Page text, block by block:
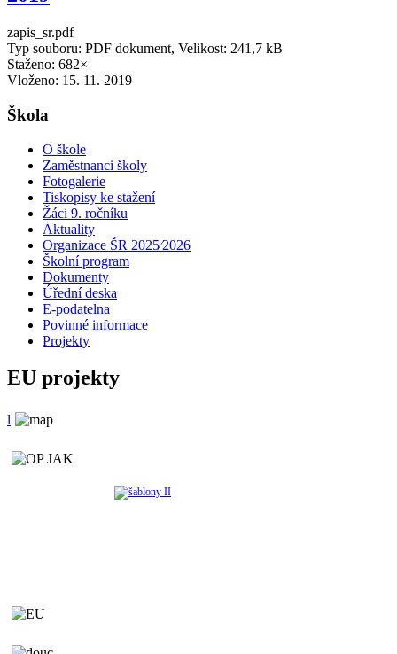
zapis_sr.pdf
Typ souboru: PDF dokument, Velikost: 241,7 kB
Staženo: 682×
Vloženo: 15. 11. 2019
Škola
O škole
Zaměstnanci školy
Fotogalerie
Tiskopisy ke stažení
Žáci 9. ročníku
Aktuality
Organizace ŠR 2025⁄2026
Školní program
Dokumenty
Úřední deska
E-podatelna
Povinné informace
Projekty
EU projekty
l